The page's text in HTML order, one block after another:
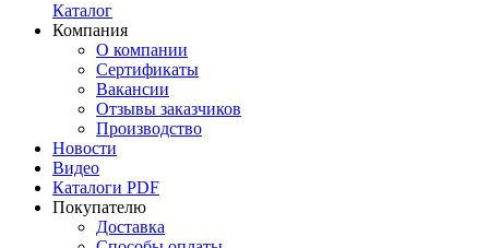
Каталог
Компания
О компании
Сертификаты
Вакансии
Отзывы заказчиков
Производство
Новости
Видео
Каталоги PDF
Покупателю
Доставка